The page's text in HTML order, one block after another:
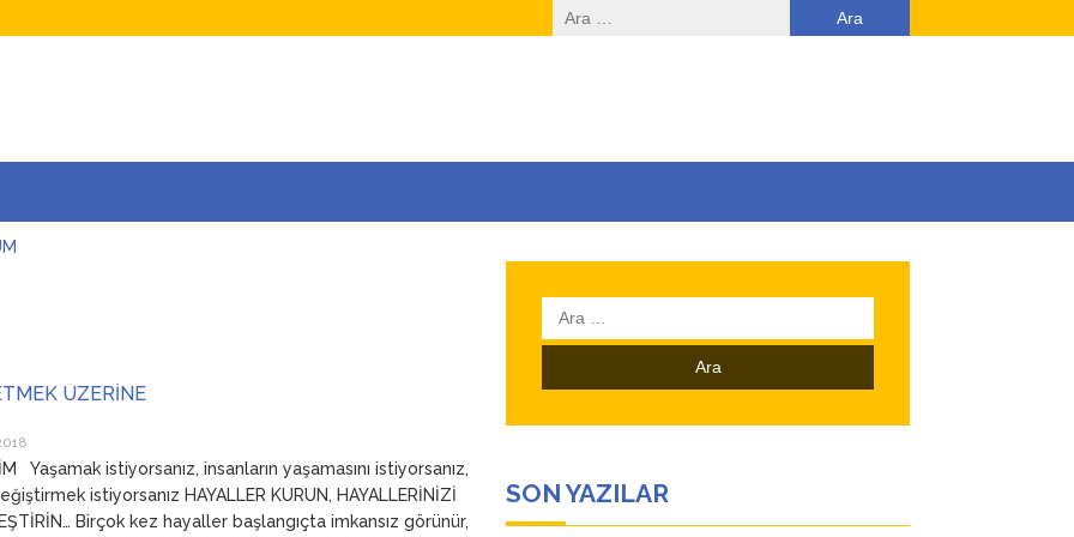
Arama:
ÜZERİNE
Yaşamak istiyorsanız, insanların yaşamasını istiyorsanız,
istiyorsanız HAYALLER KURUN, HAYALLERİNİZİ
Birçok kez hayaller başlangıçta imkansız görünür,
Arama:
SON YAZILAR